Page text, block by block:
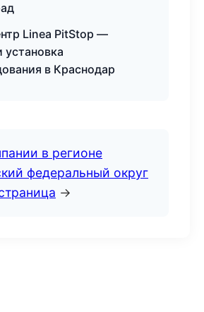
Linea PitStop —
в Краснодар
в регионе
федеральный округ
→